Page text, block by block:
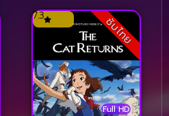
อีกหนึ่งตัวตนของเฮียว
รินมารุ ซับไทย
Full HD
7.3